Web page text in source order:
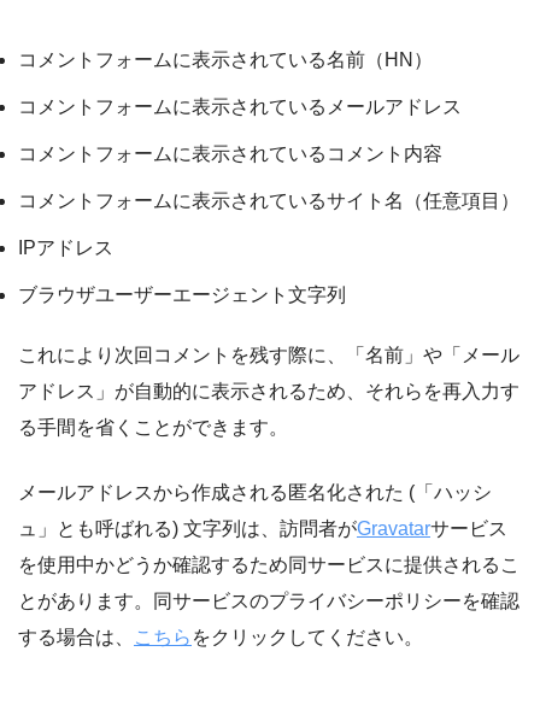
コメントフォームに表示されている名前（HN）
コメントフォームに表示されているメールアドレス
コメントフォームに表示されているコメント内容
コメントフォームに表示されているサイト名（任意項目）
IPアドレス
ブラウザユーザーエージェント文字列
これにより次回コメントを残す際に、「名前」や「メール
アドレス」が自動的に表示されるため、それらを再入力す
る手間を省くことができます。
メールアドレスから作成される匿名化された (「ハッシ
ュ」とも呼ばれる) 文字列は、訪問者がGravatarサービス
を使用中かどうか確認するため同サービスに提供されるこ
とがあります。同サービスのプライバシーポリシーを確認
する場合は、
こちら をクリックしてください。